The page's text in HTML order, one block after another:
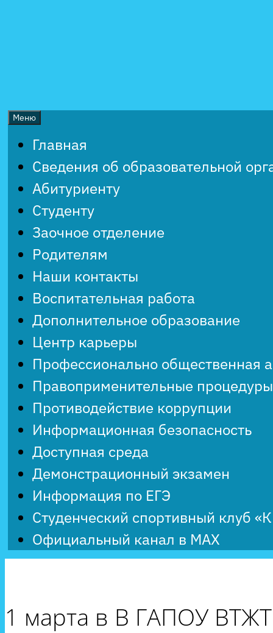
Меню
Главная
Сведения об образовательной
Абитуриенту
Студенту
Заочное отделение
Родителям
Наши контакты
Воспитательная работа
Дополнительное образование
Центр карьеры
Профессионально общественная
Правоприменительные процедуры
Противодействие коррупции
Информационная безопасность
Доступная среда
Демонстрационный экзамен
Информация по ЕГЭ
Студенческий спортивный клуб
Официальный канал в MAX
1 марта в В ГАПОУ